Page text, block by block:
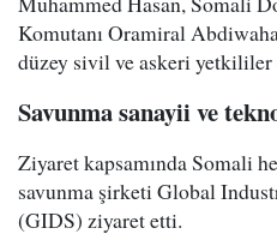
Komutanı Oramiral
düzey sivil ve askeri yetkililer
Savunma sanayii ve
Ziyaret kapsamında Somali
savunma şirketi Global
(GIDS) ziyaret etti.